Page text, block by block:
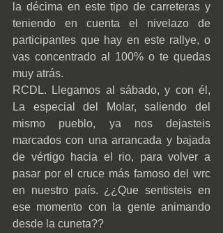
la décima en este tipo de carreteras y
teniendo en cuenta el nivelazo de
participantes que hay en este rallye, o
vas concentrado al 100% o te quedas
muy atrás.
RCDL. Llegamos al sábado, y con él,
La especial del Molar, saliendo del
mismo pueblo, ya nos dejasteis
marcados con una arrancada y bajada
de vértigo hacia el rio, para volver a
pasar por el cruce más famoso del wrc
en nuestro país. ¿¿Que sentisteis en
ese momento con la gente animando
desde la cuneta??